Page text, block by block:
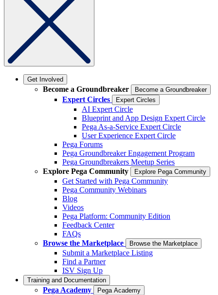
Get Involved
Become a Groundbreaker Become a Groundbreaker
Expert Circles Expert Circles
AI Expert Circle
Blueprint and App Design Expert Circle
Pega As-a-Service Expert Circle
User Experience Expert Circle
Pega Forums
Pega Groundbreaker Engagement Program
Pega Groundbreakers Meetup Series
Explore Pega Community
Explore Pega Community
Get Started with Pega Community
Pega Community Webinars
Blog
Videos
Pega Platform: Community Edition
Feedback Center
FAQs
Browse the Marketplace
Browse the Marketplace
Submit a Marketplace Listing
Find a Partner
ISV Sign Up
Training and Documentation
Pega Academy Pega Academy